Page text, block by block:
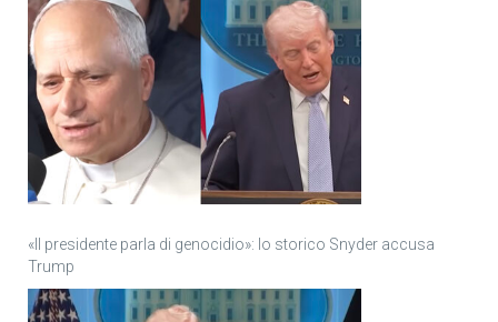
«Il presidente parla di genocidio»: lo storico Snyder accusa
Trump